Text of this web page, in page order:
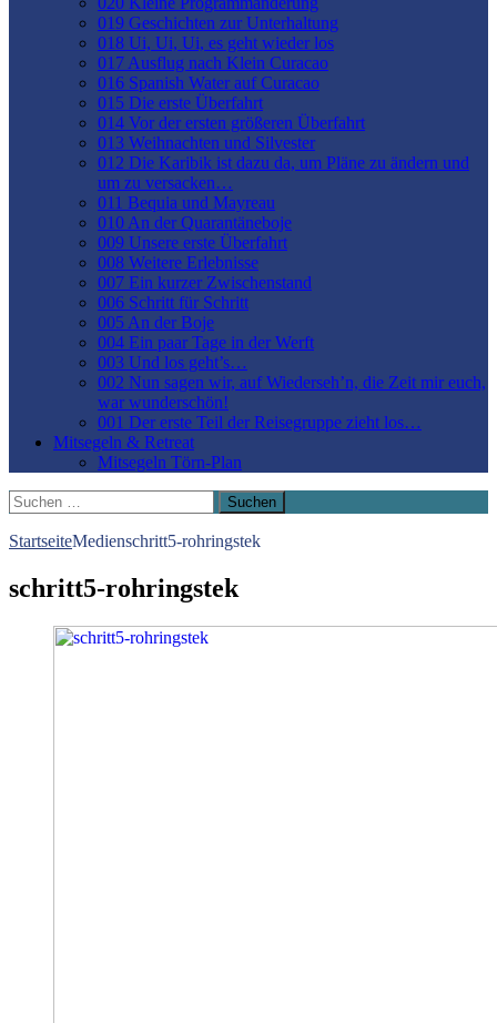
019 Geschichten zur Unterhaltung
018 Ui, Ui, Ui, es geht wieder los
017 Ausflug nach Klein Curacao
016 Spanish Water auf Curacao
015 Die erste Überfahrt
014 Vor der ersten größeren Überfahrt
013 Weihnachten und Silvester
012 Die Karibik ist dazu da, um Pläne zu ändern und
um zu versacken…
011 Bequia und Mayreau
010 An der Quarantäneboje
009 Unsere erste Überfahrt
008 Weitere Erlebnisse
007 Ein kurzer Zwischenstand
006 Schritt für Schritt
005 An der Boje
004 Ein paar Tage in der Werft
003 Und los geht’s…
002 Nun sagen wir, auf Wiederseh’n, die Zeit mir euch,
war wunderschön!
001 Der erste Teil der Reisegruppe zieht los…
Mitsegeln & Retreat
Mitsegeln Törn-Plan
Suchen
nach:
StartseiteMedienschritt5-rohringstek
schritt5-rohringstek